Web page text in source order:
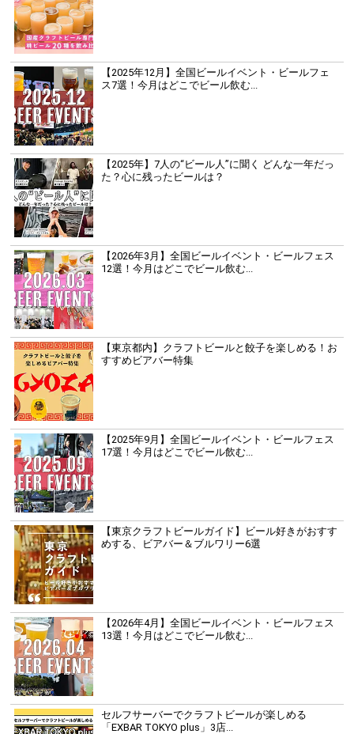
【2025年12月】全国ビールイベント・ビールフェ
ス7選！今月はどこでビール飲む...
【2025年】7人の“ビール人”に聞く どんな一年だっ
た？心に残ったビールは？
【2026年3月】全国ビールイベント・ビールフェス
12選！今月はどこでビール飲む...
【東京都内】クラフトビールと餃子を楽しめる！お
すすめビアバー特集
【2025年9月】全国ビールイベント・ビールフェス
17選！今月はどこでビール飲む...
【東京クラフトビールガイド】ビール好きがおすす
めする、ビアバー＆ブルワリー6選
【2026年4月】全国ビールイベント・ビールフェス
13選！今月はどこでビール飲む...
セルフサーバーでクラフトビールが楽しめる
「EXBAR TOKYO plus」3店...